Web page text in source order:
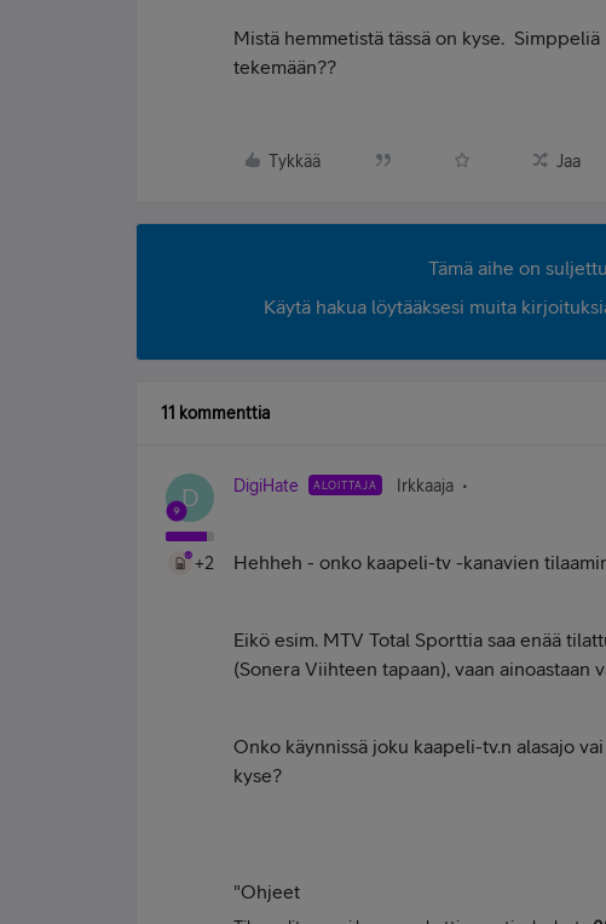
Mistä hemmetistä tässä on kyse.
tekemään??
Tykkää Jaa
Tämä aihe on
Käytä hakua löytääksesi muita
11 kommenttia
D
+2
DigiHate ALOITTAJA Irkkaaja
Hehheh - onko kaapeli-tv -kanavien
Eikö esim. MTV Total Sporttia saa enää
(Sonera Viihteen tapaan), vaan ainoastaan
Onko käynnissä joku kaapeli-tv.n alasajo
kyse?
"Ohjeet